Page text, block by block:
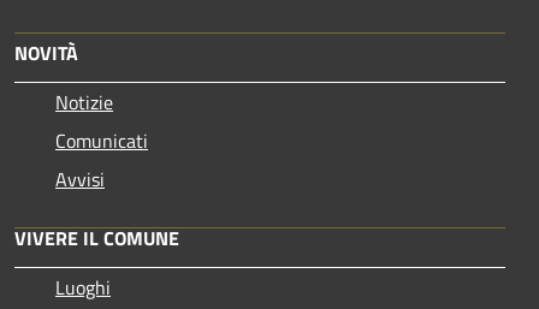
NOVITÀ
Notizie
Comunicati
Avvisi
VIVERE IL COMUNE
Luoghi